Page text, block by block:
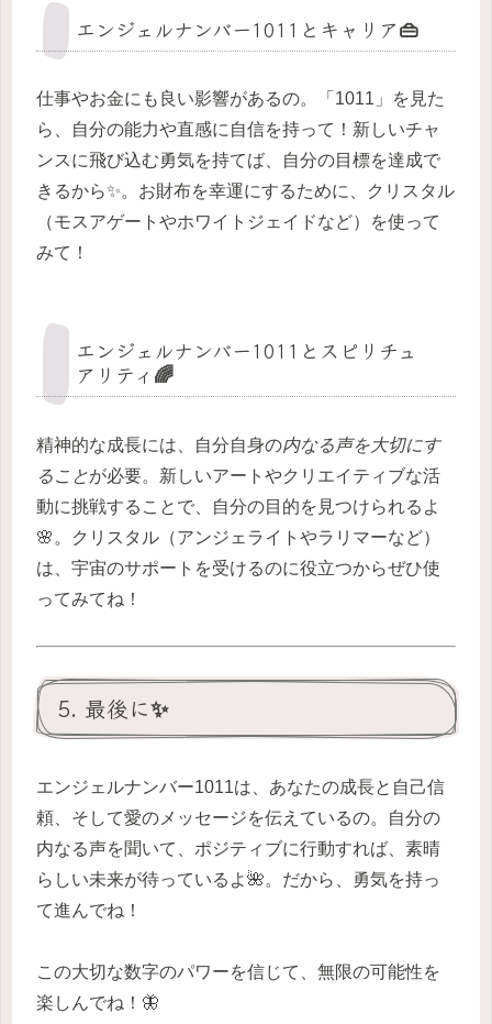
エンジェルナンバー1011とキャリア👜
仕事やお金にも良い影響があるの。「1011」を見た
ら、自分の能力や直感に自信を持って！新しいチャ
ンスに飛び込む勇気を持てば、自分の目標を達成で
きるから✨。お財布を幸運にするために、クリスタル
（モスアゲートやホワイトジェイドなど）を使って
みて！
エンジェルナンバー1011とスピリチュ
アリティ🌈
精神的な成長には、自分自身の内なる声を大切にす
ることが必要。新しいアートやクリエイティブな活
動に挑戦することで、自分の目的を見つけられるよ
🌸。クリスタル（アンジェライトやラリマーなど）
は、宇宙のサポートを受けるのに役立つからぜひ使
ってみてね！
5. 最後に✨
エンジェルナンバー1011は、あなたの成長と自己信
頼、そして愛のメッセージを伝えているの。自分の
内なる声を聞いて、ポジティブに行動すれば、素晴
らしい未来が待っているよ🌺。だから、勇気を持っ
て進んでね！
この大切な数字のパワーを信じて、無限の可能性を
楽しんでね！🦋